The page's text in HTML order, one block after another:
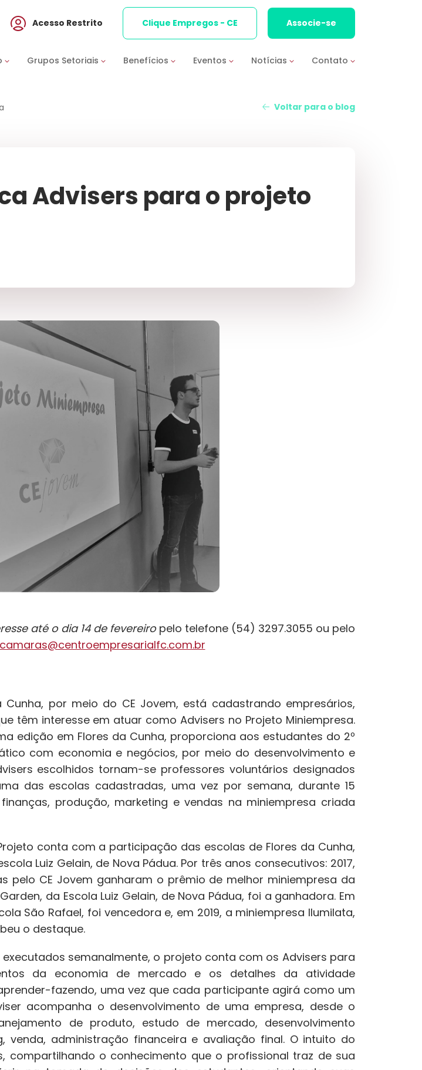
Grupos Setoriais Benefícios Eventos Notícias Contato
Acesso Restrito Clique Empregos - CE Associe-se
Voltar para o blog
Advisers para o projeto
até o dia 14 de fevereiro pelo telefone (54) 3297.3055 ou pelo
camaras@centroempresarialfc.com.br
Cunha, por meio do CE Jovem, está cadastrando empresários,
têm interesse em atuar como Advisers no Projeto Miniempresa.
edição em Flores da Cunha, proporciona aos estudantes do 2º
com economia e negócios, por meio do desenvolvimento e
escolhidos tornam-se professores voluntários designados
das escolas cadastradas, uma vez por semana, durante 15
produção, marketing e vendas na miniempresa criada
conta com a participação das escolas de Flores da Cunha,
Luiz Gelain, de Nova Pádua. Por três anos consecutivos: 2017,
pelo CE Jovem ganharam o prêmio de melhor miniempresa da
da Escola Luiz Gelain, de Nova Pádua, foi a ganhadora. Em
São Rafael, foi vencedora e, em 2019, a miniempresa Ilumilata,
o destaque.
semanalmente, o projeto conta com os Advisers para
da economia de mercado e os detalhes da atividade
fazendo, uma vez que cada participante agirá como um
acompanha o desenvolvimento de uma empresa, desde o
de produto, estudo de mercado, desenvolvimento
venda, administração financeira e avaliação final. O intuito do
compartilhando o conhecimento que o profissional traz de sua